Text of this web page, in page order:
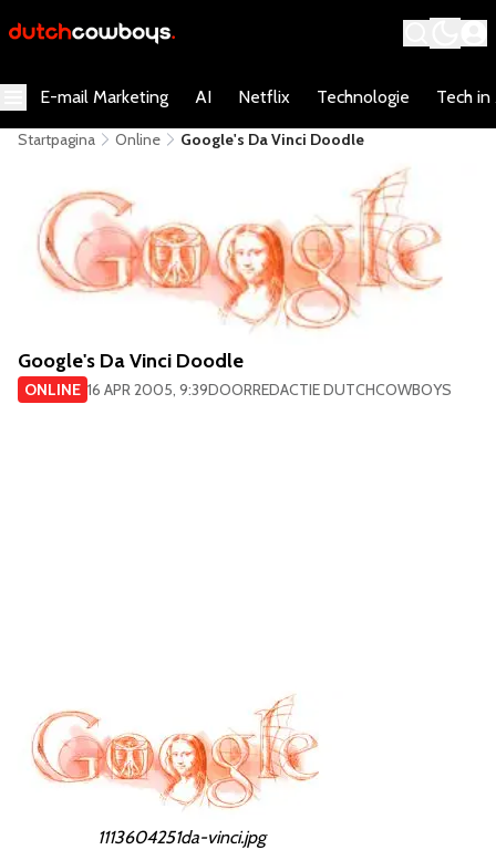
E-mail Marketing AI Netflix Technologie Tech in
Startpagina Online Google's Da Vinci Doodle
Google's Da Vinci Doodle
ONLINE 16 APR 2005, 9:39DOORREDACTIE DUTCHCOWBOYS
1113604251da-vinci.jpg